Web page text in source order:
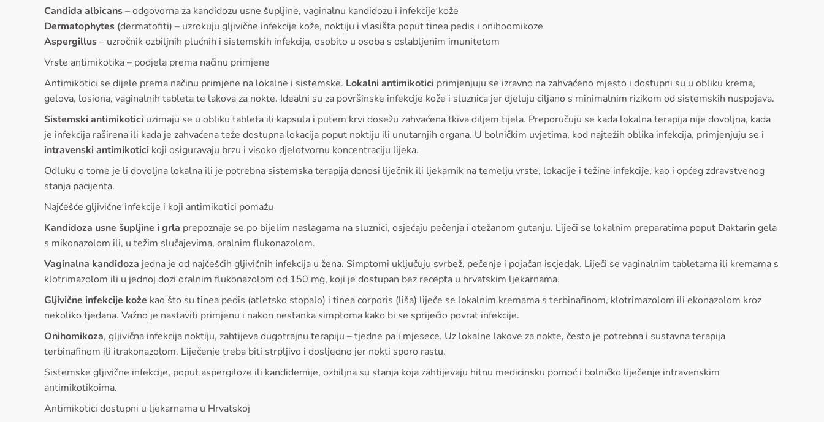
Candida albicans– odgovorna za kandidozu usne šupljine, vaginalnu kandidozu i infekcije kože
Dermatophytes (dermatofiti) – uzrokuju gljivične infekcije kože, noktiju i vlasišta poput tinea pedis i onihoomikoze
Aspergillus– uzročnik ozbiljnih plućnih i sistemskih infekcija, osobito u osoba s oslabljenim imunitetom
Vrste antimikotika – podjela prema načinu primjene
Antimikotici se dijele prema načinu primjene na lokalne i sistemske. Lokalni antimikotici primjenjuju se izravno na zahvaćeno mjesto i dostupni su u obliku krema,
gelova, losiona, vaginalnih tableta te lakova za nokte. Idealni su za površinske infekcije kože i sluznica jer djeluju ciljano s minimalnim rizikom od sistemskih nuspojava.
Sistemski antimikotici uzimaju se u obliku tableta ili kapsula i putem krvi dosežu zahvaćena tkiva diljem tijela. Preporučuju se kada lokalna terapija nije dovoljna, kada
je infekcija raširena ili kada je zahvaćena teže dostupna lokacija poput noktiju ili unutarnjih organa. U bolničkim uvjetima, kod najtežih oblika infekcija, primjenjuju se i
intravenski antimikotici koji osiguravaju brzu i visoko djelotvornu koncentraciju lijeka.
Odluku o tome je li dovoljna lokalna ili je potrebna sistemska terapija donosi liječnik ili ljekarnik na temelju vrste, lokacije i težine infekcije, kao i općeg zdravstvenog
stanja pacijenta.
Najčešće gljivične infekcije i koji antimikotici pomažu
Kandidoza usne šupljine i grla prepoznaje se po bijelim naslagama na sluznici, osjećaju pečenja i otežanom gutanju. Liječi se lokalnim preparatima poput Daktarin gela
s mikonazolom ili, u težim slučajevima, oralnim flukonazolom.
Vaginalna kandidoza jedna je od najčešćih gljivičnih infekcija u žena. Simptomi uključuju svrbež, pečenje i pojačan iscjedak. Liječi se vaginalnim tabletama ili kremama s
klotrimazolom ili u jednoj dozi oralnim flukonazolom od 150 mg, koji je dostupan bez recepta u hrvatskim ljekarnama.
Gljivične infekcije kože kao što su tinea pedis (atletsko stopalo) i tinea corporis (liša) liječe se lokalnim kremama s terbinafinom, klotrimazolom ili ekonazolom kroz
nekoliko tjedana. Važno je nastaviti primjenu i nakon nestanka simptoma kako bi se spriječio povrat infekcije.
Onihomikoza, gljivična infekcija noktiju, zahtijeva dugotrajnu terapiju – tjedne pa i mjesece. Uz lokalne lakove za nokte, često je potrebna i sustavna terapija
terbinafinom ili itrakonazolom. Liječenje treba biti strpljivo i dosljedno jer nokti sporo rastu.
Sistemske gljivične infekcije, poput aspergiloze ili kandidemije, ozbiljna su stanja koja zahtijevaju hitnu medicinsku pomoć i bolničko liječenje intravenskim
antimikotikoima.
Antimikotici dostupni u ljekarnama u Hrvatskoj